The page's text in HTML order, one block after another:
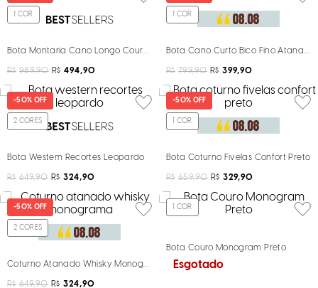
COR
Bota Montaria Cano Longo Couro Natural
R$ 989,90 R$ 494,90
COR
Bota Cano Curto Bico Fino Atanado
R$ 799,90 R$ 399,90
-50% OFF
2 CORES
Bota Western Recortes Leopardo
R$ 649,90 R$ 324,90
-50% OFF
COR
Bota Coturno Fivelas Confort Preto
R$ 659,90 R$ 329,90
-50% OFF
2 CORES
Coturno Atanado Whisky Monograma
R$ 649,90 R$ 324,90
COR
Bota Couro Monogram Preto
Esgotado